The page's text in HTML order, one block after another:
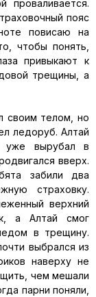
пояс
повисаю на
чтобы понять,
привыкают к
трещины, а
своим телом, но
ледоруб. Алтай
уже вырубал в
вверх.
забили два
страховку.
верхний
а Алтай смог
в трещину.
выбрался из
наверху не
чем мешали
парни поняли,